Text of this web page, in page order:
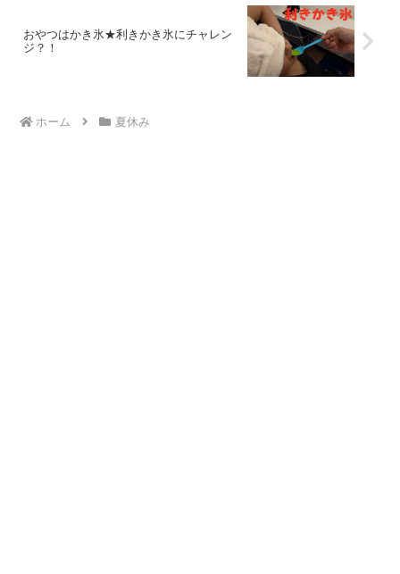
おやつはかき氷★利きかき氷にチャレン
ジ？！
ホーム 夏休み